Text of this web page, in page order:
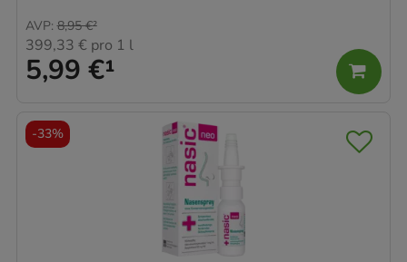
5,99 €¹
AVP: 8,95 €²
399,33 € pro 1 l
-33%